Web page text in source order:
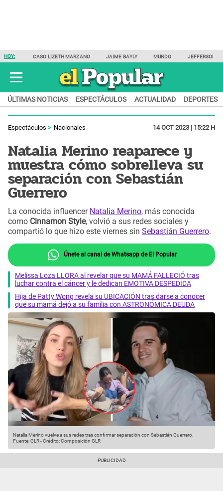
HOY: CASO LIZETH MARZANO JAIME BAYLY MUNDO JEFFERSON
ÚLTIMAS NOTICIAS ESPECTÁCULOS ACTUALIDAD DEPORTES
Espectáculos Nacionales 14 OCT 2023 | 15:22 H
Natalia Merino reaparece y
muestra cómo sobrelleva su
separación con Sebastián
Guerrero
La conocida influencer Natalia Merino, más conocida
como Cinnamon Style, volvió a sus redes sociales y
compartió lo que hizo este viernes sin Sebastián Guerrero.
Únete al canal de Whatsapp de El Popular
Melissa Loza LLORA al revelar que su MAMÁ FALLECIÓ tras
luchar contra el cáncer y le dedican EMOTIVA DESPEDIDA
Hija de Patty Wong revela su UBICACIÓN tras darse a conocer
que su mamá dejó a su familia con ASTRONÓMICA DEUDA
Natalia Merino vuelve a sus redes tras confirmar separación con Sebastián Guerrero.
Fuente: GLR-Crédito: Composición GLR